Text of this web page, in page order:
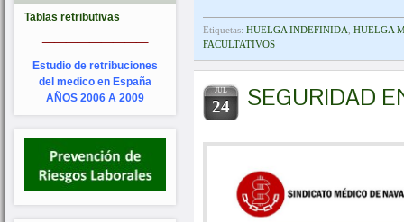
Tablas retributivas
Estudio de retribuciones
del medico en España
AÑOS 2006 A 2009
Etiquetas: HUELGA INDEFINIDA, HUELGA
FACULTATIVOS
JUL
24 SEGURIDAD